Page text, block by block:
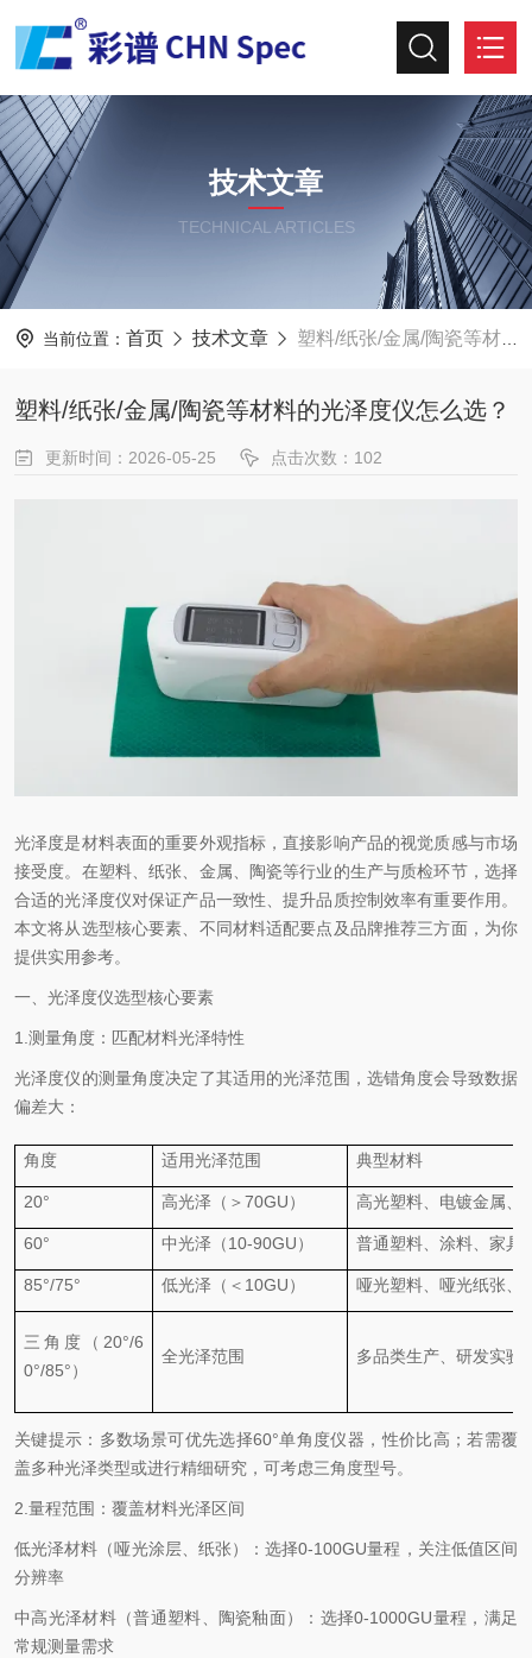
技术文章
TECHNICAL ARTICLES
当前位置： 首页 技术文章 塑料/纸张/金属/陶瓷等材料的光泽度仪怎么选？
塑料/纸张/金属/陶瓷等材料的光泽度仪怎么选？
更新时间：2026-05-25 点击次数：102
光泽度是材料表面的重要外观指标，直接影响产品的视觉质感与市场
接受度。在塑料、纸张、金属、陶瓷等行业的生产与质检环节，选择
合适的光泽度仪对保证产品一致性、提升品质控制效率有重要作用。
本文将从选型核心要素、不同材料适配要点及品牌推荐三方面，为你
提供实用参考。
一、光泽度仪选型核心要素
1. 测量角度：匹配材料光泽特性
光泽度仪的测量角度决定了其适用的光泽范围，选错角度会导致数据
偏差大：
角度 适用光泽范围 典型材料
20° 高光泽（＞ 70GU） 高光塑料、电镀金属、
60° 中光泽（10-90GU） 普通塑料、涂料、家具
85°/75° 低光泽（＜ 10GU） 哑光塑料、哑光纸张、
三角度（ 20°/6
0°/85°）
全光泽范围 多品类生产、研发实验
关键提示：多数场景可优先选择60°单角度仪器，性价比高；若需覆
盖多种光泽类型或进行精细研究，可考虑三角度型号。
2. 量程范围：覆盖材料光泽区间
低光泽材料（哑光涂层、纸张）：选择0-100GU量程，关注低值区间
分辨率
中高光泽材料（普通塑料、陶瓷釉面）：选择0-1000GU量程，满足
常规测量需求